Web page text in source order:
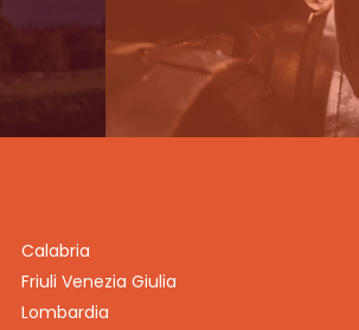
Calabria
Friuli Venezia Giulia
Lombardia